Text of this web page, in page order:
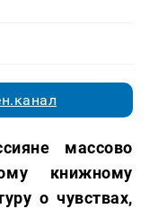
массово
книжному
о чувствах,